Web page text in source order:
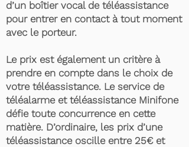
d’un boîtier vocal de téléassistance
pour entrer en contact à tout moment
avec le porteur.
Le prix est également un critère à
prendre en compte dans le choix de
votre téléassistance. Le service de
téléalarme et téléassistance Minifone
défie toute concurrence en cette
matière. D’ordinaire, les prix d’une
téléassistance oscille entre 25€ et